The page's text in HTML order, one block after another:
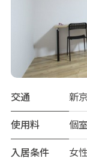
交通
新
使用料
個
入居条件
女